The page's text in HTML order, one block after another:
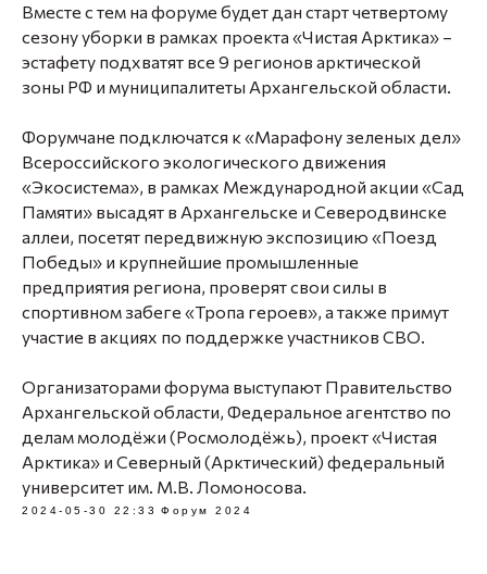
Вместе с тем на форуме будет дан старт четвертому
сезону уборки в рамках проекта «Чистая Арктика» –
эстафету подхватят все 9 регионов арктической
зоны РФ и муниципалитеты Архангельской области.
Форумчане подключатся к «Марафону зеленых дел»
Всероссийского экологического движения
«Экосистема», в рамках Международной акции «Сад
Памяти» высадят в Архангельске и Северодвинске
аллеи, посетят передвижную экспозицию «Поезд
Победы» и крупнейшие промышленные
предприятия региона, проверят свои силы в
спортивном забеге «Тропа героев», а также примут
участие в акциях по поддержке участников СВО.
Организаторами форума выступают Правительство
Архангельской области, Федеральное агентство по
делам молодёжи (Росмолодёжь), проект «Чистая
Арктика» и Северный (Арктический) федеральный
университет им. М.В. Ломоносова.
2024-05-30 22:33 Форум 2024